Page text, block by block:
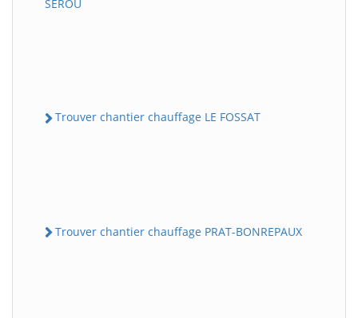
SEROU
Trouver chantier chauffage LE FOSSAT
Trouver chantier chauffage PRAT-BONREPAUX